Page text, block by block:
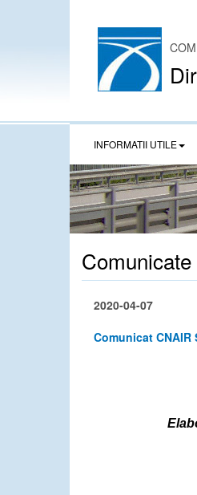
INFORMATII UTILE
Comunicate
2020-04-07
Comunicat